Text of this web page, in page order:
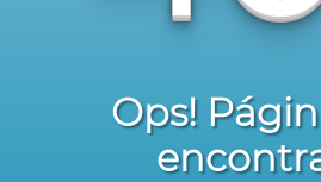
Ops!